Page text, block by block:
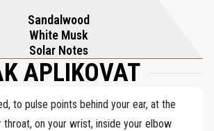
pižmo obejmou pokožku v přetrvávající
západu slunce působí jako polibky slunce.
krásně zářivá, Siracusa zachycuje esenci
léta.
Sandalwood
White Musk
Solar Notes
APLIKOVAT
to pulse points behind your ear, at the
on your wrist, inside your elbow